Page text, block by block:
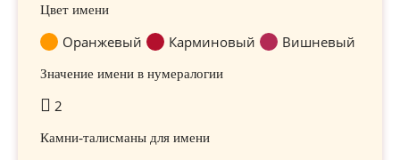
Цвет имени
Оранжевый Карминовый Вишневый
Значение имени в нумералогии
2
Камни-талисманы для имени